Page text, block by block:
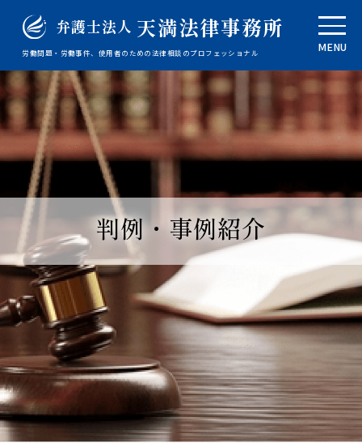
弁護士法人 天満法律事務所
労働問題・労働事件、使用者のための法律相談のプロフェッショナル MENU
判例・事例紹介